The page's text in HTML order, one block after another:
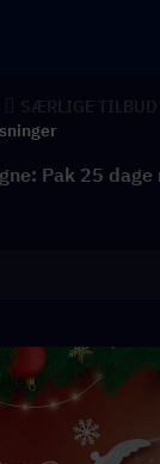
Pak 25